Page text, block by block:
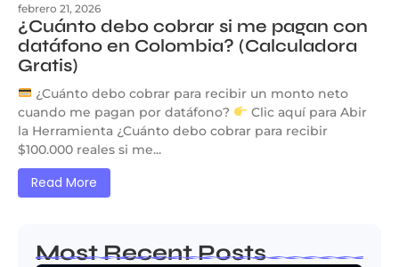
febrero 21, 2026
¿Cuánto debo cobrar si me pagan con
datáfono en Colombia? (Calculadora
Gratis)
¿Cuánto debo cobrar para recibir un monto neto
cuando me pagan por datáfono?
Clic aquí para Abir
la Herramienta ¿Cuánto debo cobrar para recibir
$100.000 reales si me...
Read More
Most Recent Posts